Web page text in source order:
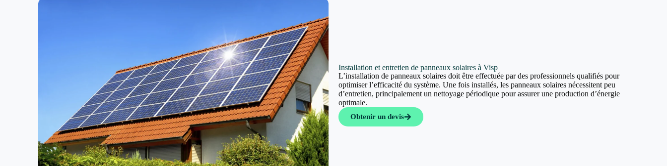
Installation et entretien de panneaux solaires à Visp
L’installation de panneaux solaires doit être effectuée par des professionnels qualifiés pour
optimiser l’efficacité du système. Une fois installés, les panneaux solaires nécessitent peu
d’entretien, principalement un nettoyage périodique pour assurer une production d’énergie
optimale.
Obtenir un devis